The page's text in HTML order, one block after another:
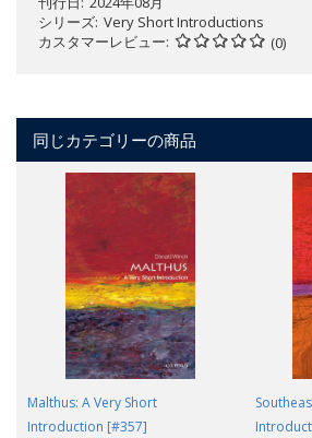
シリーズ Very Short Introductions
カスタマーレビュー
(0)
同じカテゴリーの商品
Malthus: A Very Short
Introduction [#357]